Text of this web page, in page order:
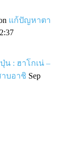
แก้ปัญหาตา
น : ฮาโกเน่ –
าบอาชิ Sep